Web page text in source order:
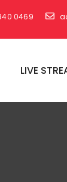
0469
LIVE